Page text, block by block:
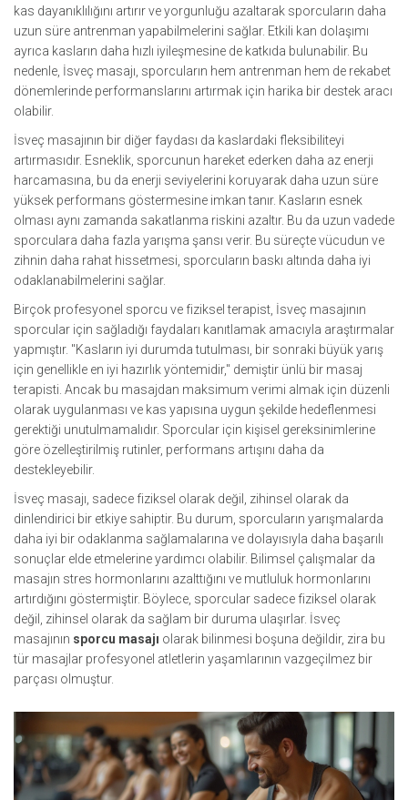
kas dayanıklılığını artırır ve yorgunluğu azaltarak sporcuların daha
uzun süre antrenman yapabilmelerini sağlar. Etkili kan dolaşımı
ayrıca kasların daha hızlı iyileşmesine de katkıda bulunabilir. Bu
nedenle, İsveç masajı, sporcuların hem antrenman hem de rekabet
dönemlerinde performanslarını artırmak için harika bir destek aracı
olabilir.
İsveç masajının bir diğer faydası da kaslardaki fleksibiliteyi
artırmasıdır. Esneklik, sporcunun hareket ederken daha az enerji
harcamasına, bu da enerji seviyelerini koruyarak daha uzun süre
yüksek performans göstermesine imkan tanır. Kasların esnek
olması aynı zamanda sakatlanma riskini azaltır. Bu da uzun vadede
sporculara daha fazla yarışma şansı verir. Bu süreçte vücudun ve
zihnin daha rahat hissetmesi, sporcuların baskı altında daha iyi
odaklanabilmelerini sağlar.
Birçok profesyonel sporcu ve fiziksel terapist, İsveç masajının
sporcular için sağladığı faydaları kanıtlamak amacıyla araştırmalar
yapmıştır. "Kasların iyi durumda tutulması, bir sonraki büyük yarış
için genellikle en iyi hazırlık yöntemidir," demiştir ünlü bir masaj
terapisti. Ancak bu masajdan maksimum verimi almak için düzenli
olarak uygulanması ve kas yapısına uygun şekilde hedeflenmesi
gerektiği unutulmamalıdır. Sporcular için kişisel gereksinimlerine
göre özelleştirilmiş rutinler, performans artışını daha da
destekleyebilir.
İsveç masajı, sadece fiziksel olarak değil, zihinsel olarak da
dinlendirici bir etkiye sahiptir. Bu durum, sporcuların yarışmalarda
daha iyi bir odaklanma sağlamalarına ve dolayısıyla daha başarılı
sonuçlar elde etmelerine yardımcı olabilir. Bilimsel çalışmalar da
masajın stres hormonlarını azalttığını ve mutluluk hormonlarını
artırdığını göstermiştir. Böylece, sporcular sadece fiziksel olarak
değil, zihinsel olarak da sağlam bir duruma ulaşırlar. İsveç
masajının sporcu masajı olarak bilinmesi boşuna değildir, zira bu
tür masajlar profesyonel atletlerin yaşamlarının vazgeçilmez bir
parçası olmuştur.